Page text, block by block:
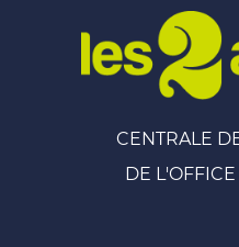
CENTRALE
DE